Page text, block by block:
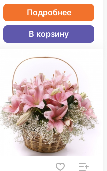
Подробнее
В корзину